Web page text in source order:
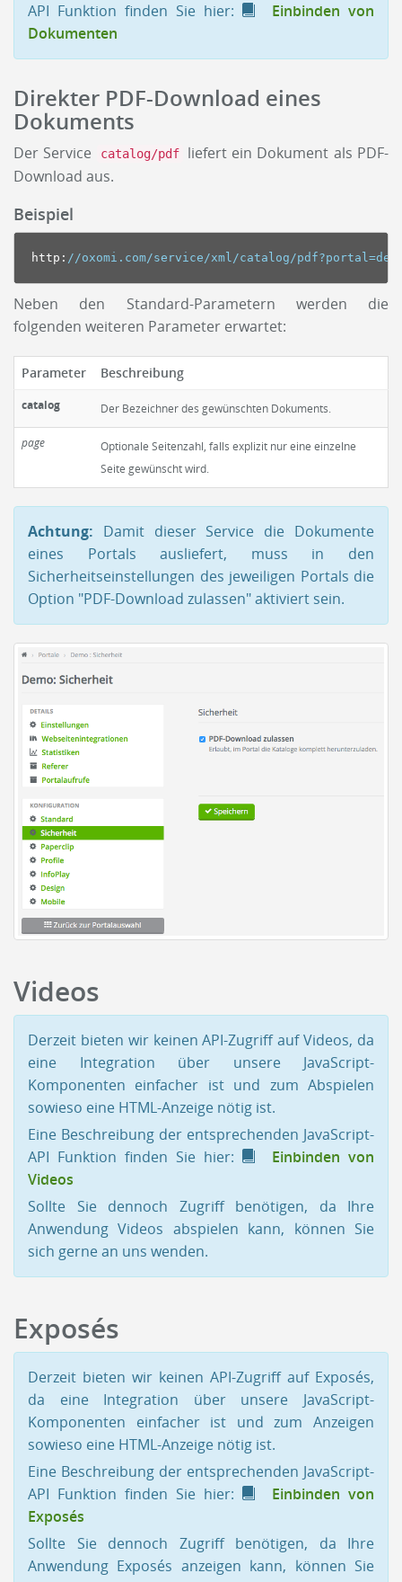
API Funktion finden Sie hier:
Einbinden von
Dokumenten
Direkter PDF-Download eines
Dokuments
Der Service catalog/pdf
liefert ein Dokument als PDF-
Download aus.
Beispiel
http : //oxomi.com/service/xml/catalog/
Neben den Standard-Parametern werden die
folgenden weiteren Parameter erwartet:
Parameter Beschreibung
catalog Der Bezeichner des gewünschten Dokuments.
page
Optionale Seitenzahl, falls explizit nur eine einzelne
Seite gewünscht wird.
Achtung: Damit dieser Service die Dokumente
eines Portals ausliefert, muss in den
Sicherheitseinstellungen des jeweiligen Portals die
Option "PDF-Download zulassen" aktiviert sein.
Videos
Derzeit bieten wir keinen API-Zugriff auf Videos, da
eine Integration über unsere JavaScript-
Komponenten einfacher ist und zum Abspielen
sowieso eine HTML-Anzeige nötig ist.
Eine Beschreibung der entsprechenden JavaScript-
API Funktion finden Sie hier:
Einbinden von
Videos
Sollte Sie dennoch Zugriff benötigen, da Ihre
Anwendung Videos abspielen kann, können Sie
sich gerne an uns wenden.
Exposés
Derzeit bieten wir keinen API-Zugriff auf Exposés,
da eine Integration über unsere JavaScript-
Komponenten einfacher ist und zum Anzeigen
sowieso eine HTML-Anzeige nötig ist.
Eine Beschreibung der entsprechenden JavaScript-
API Funktion finden Sie hier:
Einbinden von
Exposés
Sollte Sie dennoch Zugriff benötigen, da Ihre
Anwendung Exposés anzeigen kann, können Sie